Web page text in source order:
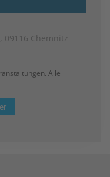
09116 Chemnitz
Alle